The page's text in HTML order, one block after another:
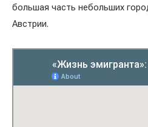
большая часть небольших
Австрии.